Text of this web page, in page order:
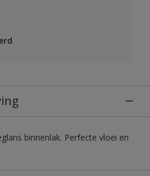
binnenlak. Perfecte vloei en